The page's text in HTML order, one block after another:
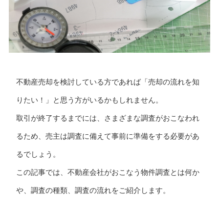
不動産売却を検討している方であれば「売却の流れを知
りたい！」と思う方がいるかもしれません。
取引が終了するまでには、さまざまな調査がおこなわれ
るため、売主は調査に備えて事前に準備をする必要があ
るでしょう。
この記事では、不動産会社がおこなう物件調査とは何か
や、調査の種類、調査の流れをご紹介します。